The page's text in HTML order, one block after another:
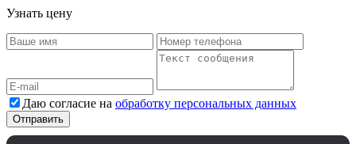
Узнать цену
Даю согласие на обработку персональных данных